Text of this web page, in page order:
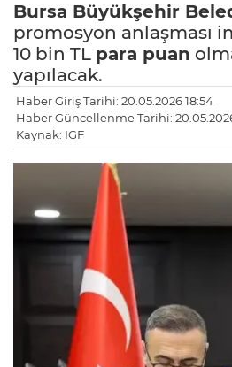
Bursa Büyükşehir
promosyon anlaşması
10 bin TL para puan
yapılacak.
Haber Giriş Tarihi: 20.05.2026 18:54
Haber Güncellenme Tarihi:
Kaynak: IGF